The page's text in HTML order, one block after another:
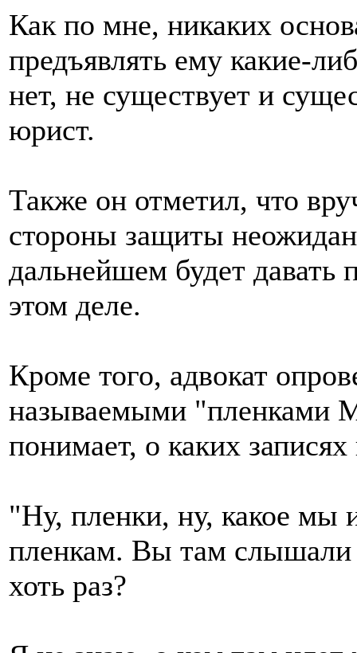
Как по мне, никаких
предъявлять ему какие-
нет, не существует и
юрист.
Также он отметил, что
стороны защиты
дальнейшем будет давать
этом деле.
Кроме того, адвокат
называемыми "пленками
понимает, о каких записях
"Ну, пленки, ну, какое мы
пленкам. Вы там слышали
хоть раз?